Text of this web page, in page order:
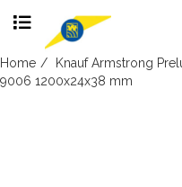
Skip
to
Home
Knauf Armstrong
9006 1200x24x38 mm